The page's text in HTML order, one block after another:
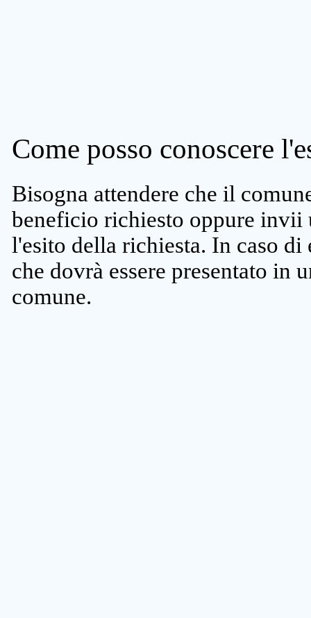
Come posso conoscere
Bisogna attendere che il
beneficio richiesto oppure invii
l'esito della richiesta. In caso
che dovrà essere presentato in
comune.